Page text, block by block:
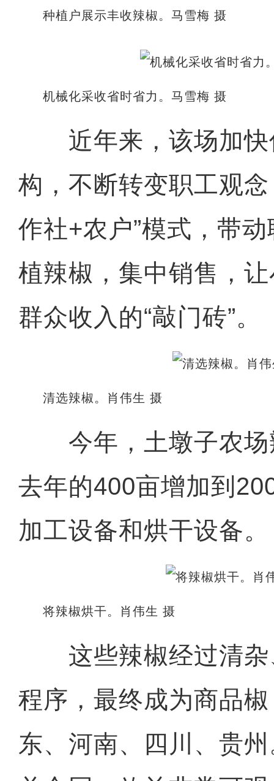
种植户展示丰收辣椒。马雪梅 摄
机械化采收省时省力。马雪梅 摄
近年来，该场加快
构，不断转变职工观
作社+农户”模式，带
植辣椒，集中销售，
群众收入的“敲门砖”。
清选辣椒。肖伟生 摄
今年，土墩子农场
去年的400亩增加到
加工设备和烘干设备。
将辣椒烘干。肖伟生 摄
这些辣椒经过清杂
程序，最终成为商品
东、河南、四川、贵